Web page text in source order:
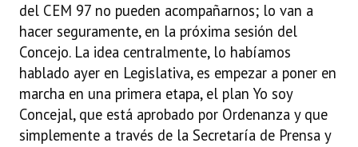
del CEM 97 no pueden acompañarnos; lo van a
hacer seguramente, en la próxima sesión del
Concejo. La idea centralmente, lo habíamos
hablado ayer en Legislativa, es empezar a poner en
marcha en una primera etapa, el plan Yo soy
Concejal, que está aprobado por Ordenanza y que
simplemente a través de la Secretaría de Prensa y